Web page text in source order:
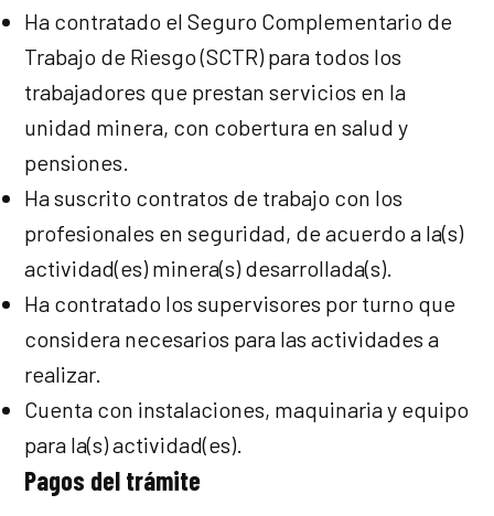
Ha contratado el Seguro Complementario de
Trabajo de Riesgo (SCTR) para todos los
trabajadores que prestan servicios en la
unidad minera, con cobertura en salud y
pensiones.
Ha suscrito contratos de trabajo con los
profesionales en seguridad, de acuerdo a la(s)
actividad(es) minera(s) desarrollada(s).
Ha contratado los supervisores por turno que
considera necesarios para las actividades a
realizar.
Cuenta con instalaciones, maquinaria y equipo
para la(s) actividad(es).
Pagos del trámite